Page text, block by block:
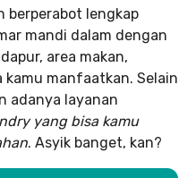
berperabot lengkap
mandi dalam dengan
area makan,
kamu manfaatkan. Selain
adanya layanan
yang bisa kamu
. Asyik banget, kan?